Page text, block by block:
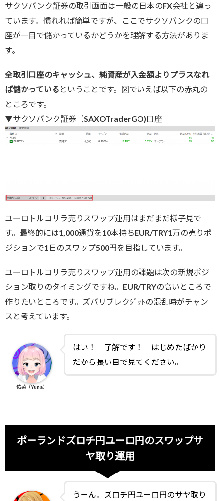
サクソバンク証券の取引画面は一般の日本のFX会社と違っ
ています。慣れれば簡単ですが、ここでサクソバンクの口
座が一目で儲かっているかどうかを理解する方法がありま
す。
全取引口座のキャッシュ、純資産が入金額よりプラスなれ
ば儲かっている ということです。図でいえば以下の赤丸の
ところです。
▼サクソバンク証券（SAXOTraderGO)口座
ユーロトルコリラ売りスワップ運用はまだまだ様子見で
す。最終的には1,000通貨を10本持ちEUR/TRY1万の売りポ
ジションで1日のスワップ500円を目指しています。
ユーロトルコリラ売りスワップ運用の課題は次の新規ポジ
ション取りのタイミングですね。EUR/TRYの高いところで
作りたいところです。ズバリブレクｼﾞｯﾄの混乱時がチャン
スと考えています。
はい！ 了解です！ はじめたばかり
だから長い目で見てください。
佑菜（Yuna）
ポーランドズロチ円ユーロ円のスワップサ
ヤ取り運用
うーん。ズロチ円ユーロ円のサヤ取り